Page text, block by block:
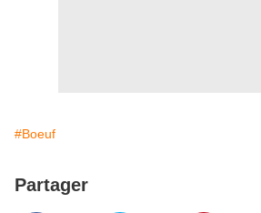
#Boeuf
Partager